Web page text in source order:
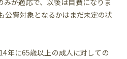
公費対象となるかはまだ未定の状
年に65歳以上の成人に対しての